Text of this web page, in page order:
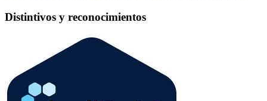
Distintivos y reconocimientos